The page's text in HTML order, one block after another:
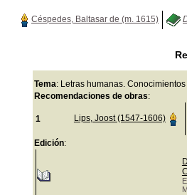
Céspedes, Baltasar de (m. 1615)
Tema: Letras humanas. Conocimientos
Recomendaciones de obras:
1 Lips, Joost (1547-1606)
Edición: